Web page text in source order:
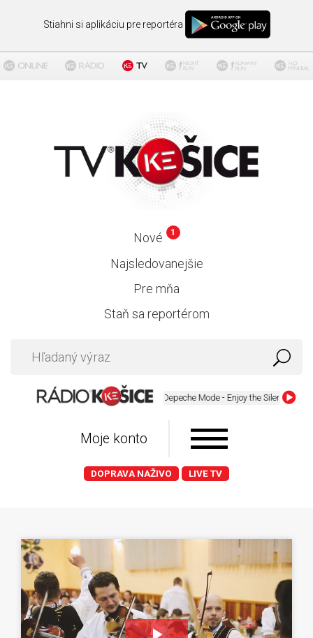
Stiahni si aplikáciu pre reportéra
Nové 1
Najsledovanejšie
Pre mňa
Staň sa reportérom
Depeche Mode - Enjoy the Silence
Moje konto
DOPRAVA NAŽIVO LIVE TV